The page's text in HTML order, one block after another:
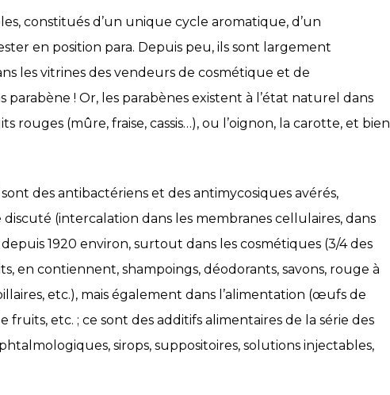
constitués d’un unique cycle aromatique, d’un
en position para. Depuis peu, ils sont largement
les vitrines des vendeurs de cosmétique et de
parabène ! Or, les parabènes existent à l’état naturel dans
rouges (mûre, fraise, cassis…), ou l’oignon, la carotte, et bien
des antibactériens et des antimycosiques avérés,
(intercalation dans les membranes cellulaires, dans
1920 environ, surtout dans les cosmétiques (3/4 des
en contiennent, shampoings, déodorants, savons, rouge à
etc.), mais également dans l’alimentation (œufs de
fruits, etc. ; ce sont des additifs alimentaires de la série des
sirops, suppositoires, solutions injectables,